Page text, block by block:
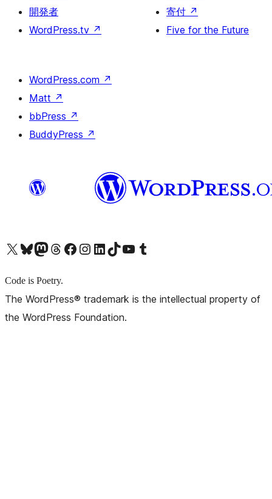
開発者
WordPress.tv ↗
寄付 ↗
Five for the Future
WordPress.com ↗
Matt ↗
bbPress ↗
BuddyPress ↗
X (旧 Twitter) アカウントへBluesky アカウントへMastodon アカウントへThreads アカウントへ Facebook ページへInstagram アカウントへ LinkedIn アカウントへTikTok アカウントへYouTube チャンネルへ Tumblr アカウントへ
Code is Poetry.
The WordPress® trademark is the intellectual property of
the WordPress Foundation.